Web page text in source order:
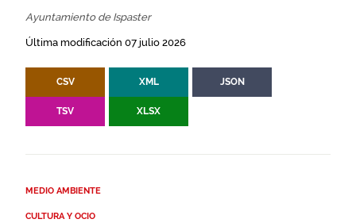
Ayuntamiento de Ispaster
Última modificación 07 julio 2026
CSV XML JSON
TSV XLSX
MEDIO AMBIENTE
CULTURA Y OCIO